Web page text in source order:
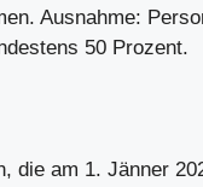
Ausnahme:
50 Prozent.
die am 1. Jänner